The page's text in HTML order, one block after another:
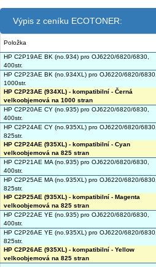
Výpis z ceníku ECOTONER:
Položka
HP C2P19AE BK (no.934) pro OJ6220/6820/6830,
400str.
HP C2P23AE BK (no.934XL) pro OJ6220/6820/6830,
1000str.
HP C2P23AE (934XL) - kompatibilní - Černá
velkoobjemová na 1000 stran
HP C2P20AE CY (no.935) pro OJ6220/6820/6830,
400str.
HP C2P24AE CY (no.935XL) pro OJ6220/6820/6830,
825str.
HP C2P24AE (935XL) - kompatibilní - Cyan
velkoobjemová na 825 stran
HP C2P21AE MA (no.935) pro OJ6220/6820/6830,
400str.
HP C2P25AE MA (no.935XL) pro OJ6220/6820/6830,
825str.
HP C2P25AE (935XL) - kompatibilní - Magenta
velkoobjemová na 825 stran
HP C2P22AE YE (no.935) pro OJ6220/6820/6830,
400str.
HP C2P26AE YE (no.935XL) pro OJ6220/6820/6830,
825str.
HP C2P26AE (935XL) - kompatibilní - Yellow
velkoobjemová na 825 stran